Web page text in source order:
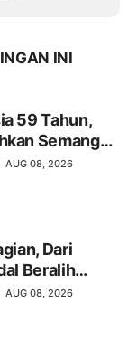
INI
59 Tahun,
Semangat
AUG 08, 2026
Dari
Beralih
AUG 08, 2026